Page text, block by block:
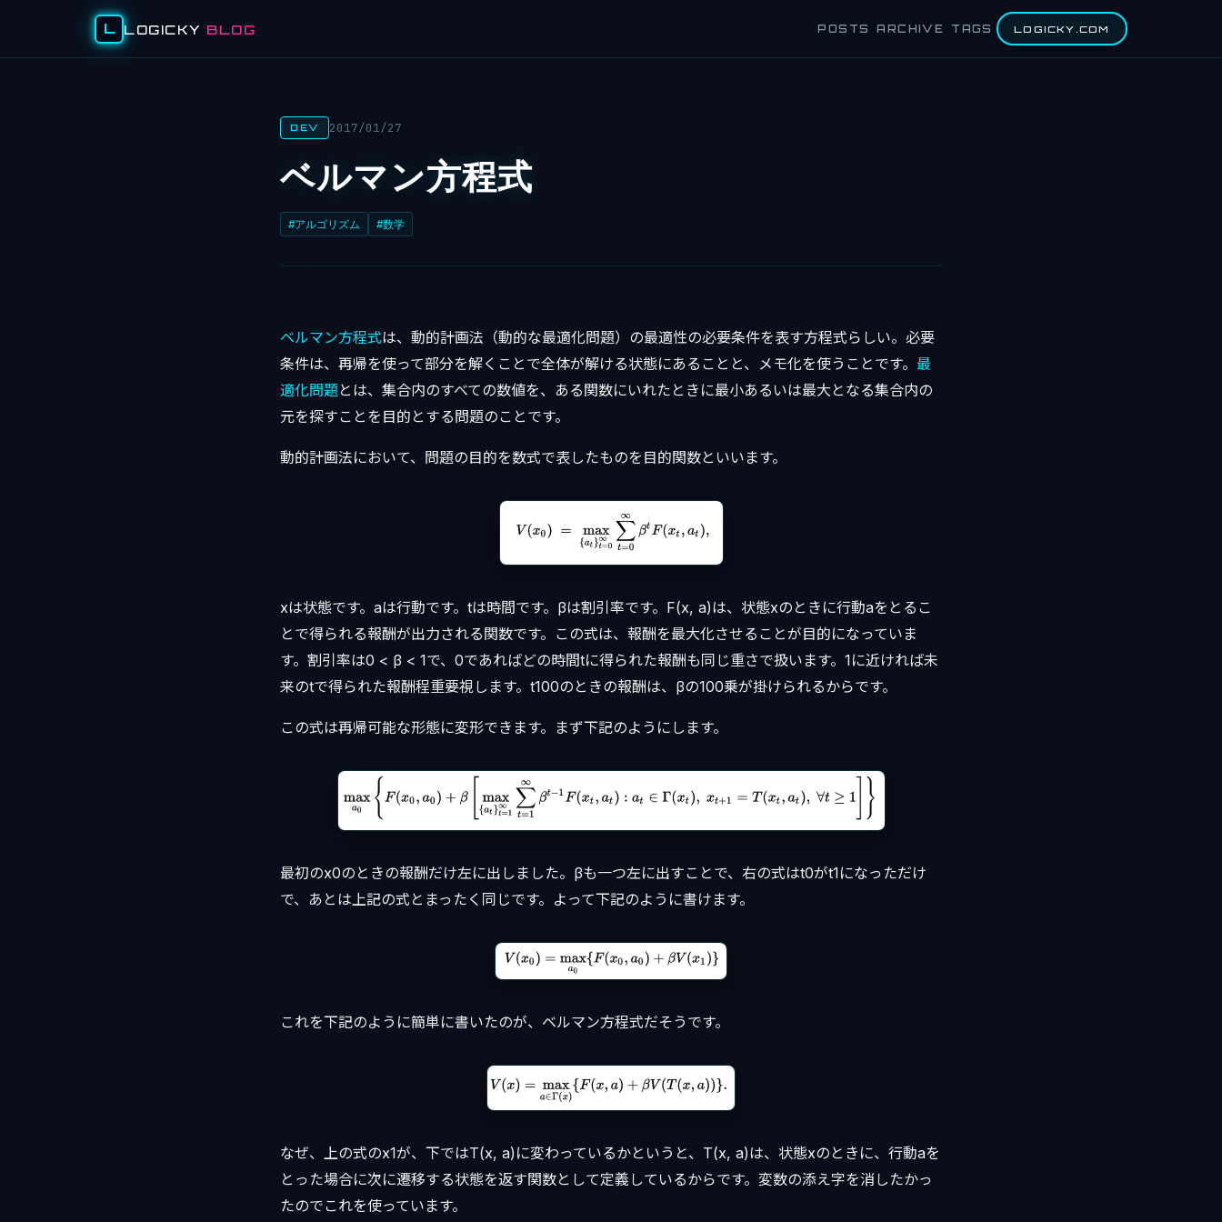
L LOGICKY BLOG POSTS ARCHIVE TAGS LOGICKY.COM
DEV 2017/01/27
ベルマン方程式
#アルゴリズム #数学
ベルマン方程式は、動的計画法（動的な最適化問題）の最適性の必要条件を表す方程式らしい。必要
条件は、再帰を使って部分を解くことで全体が解ける状態にあることと、メモ化を使うことです。 最
適化問題とは、集合内のすべての数値を、ある関数にいれたときに最小あるいは最大となる集合内の
元を探すことを目的とする問題のことです。
動的計画法において、問題の目的を数式で表したものを目的関数といいます。
xは状態です。aは行動です。tは時間です。βは割引率です。F(x, a)は、状態xのときに行動aをとるこ
とで得られる報酬が出力される関数です。この式は、報酬を最大化させることが目的になっていま
す。割引率は0 < β < 1で、0であればどの時間tに得られた報酬も同じ重さで扱います。1に近ければ未
来のtで得られた報酬程重要視します。t100のときの報酬は、βの100乗が掛けられるからです。
この式は再帰可能な形態に変形できます。まず下記のようにします。
最初のx0のときの報酬だけ左に出しました。βも一つ左に出すことで、右の式はt0がt1になっただけ
で、あとは上記の式とまったく同じです。よって下記のように書けます。
これを下記のように簡単に書いたのが、ベルマン方程式だそうです。
なぜ、上の式のx1が、下ではT(x, a)に変わっているかというと、T(x, a)は、状態xのときに、行動aを
とった場合に次に遷移する状態を返す関数として定義しているからです。変数の添え字を消したかっ
たのでこれを使っています。